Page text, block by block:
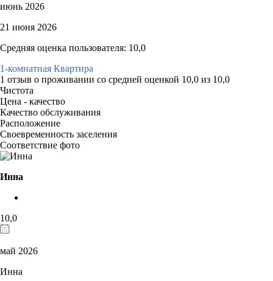
июнь 2026
21 июня 2026
Средняя оценка пользователя: 10,0
1-комнатная Квартира
1 отзыв о проживании со средней оценкой 10,0 из 10,0
Чистота
Цена - качество
Качество обслуживания
Расположение
Своевременность заселения
Соответствие фото
Инна
10,0
май 2026
Инна